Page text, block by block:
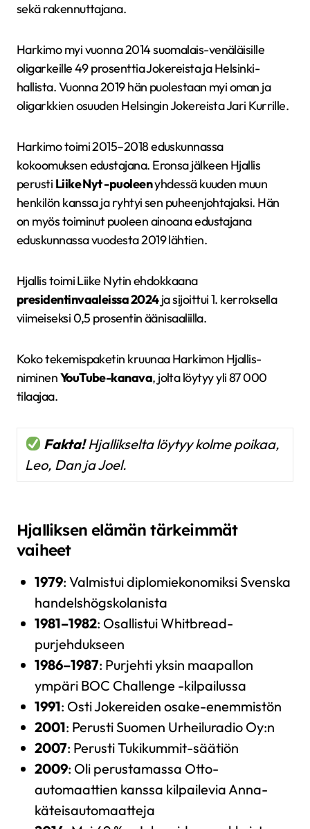
sekä rakennuttajana.
Harkimo myi vuonna 2014 suomalais-venäläisille
oligarkeille 49 prosenttia Jokereista ja Helsinki-
hallista. Vuonna 2019 hän puolestaan myi oman ja
oligarkkien osuuden Helsingin Jokereista Jari Kurrille.
Harkimo toimi 2015–2018 eduskunnassa
kokoomuksen edustajana. Eronsa jälkeen Hjallis
perusti Liike Nyt -puoleenyhdessä kuuden muun
henkilön kanssa ja ryhtyi sen puheenjohtajaksi. Hän
on myös toiminut puoleen ainoana edustajana
eduskunnassa vuodesta 2019 lähtien.
Hjallis toimi Liike Nytin ehdokkaana
presidentinvaaleissa 2024ja sijoittui 1. kerroksella
viimeiseksi 0,5 prosentin äänisaaliilla.
Koko tekemispaketin kruunaa Harkimon Hjallis-
niminenYouTube-kanava, jolta löytyy yli 87 000
tilaajaa.
Fakta!Hjallikselta löytyy kolme poikaa,
Leo, Dan ja Joel.
Hjalliksen elämän tärkeimmät
vaiheet
1979: Valmistui diplomiekonomiksi Svenska
handelshögskolanista
1981–1982: Osallistui Whitbread-
purjehdukseen
1986–1987: Purjehti yksin maapallon
ympäri BOC Challenge -kilpailussa
1991: Osti Jokereiden osake-enemmistön
2001: Perusti Suomen Urheiluradio Oy:n
2007: Perusti Tukikummit-säätiön
2009: Oli perustamassa Otto-
automaattien kanssa kilpailevia Anna-
käteisautomaatteja